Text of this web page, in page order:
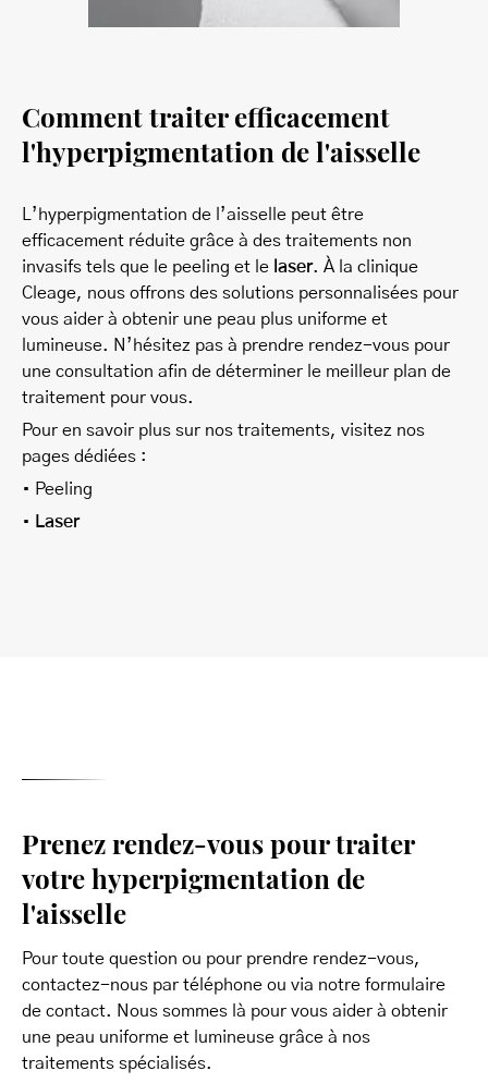
Comment traiter efficacement
l'hyperpigmentation de l'aisselle
L’hyperpigmentation de l’aisselle peut être
efficacement réduite grâce à des traitements non
invasifs tels que le peeling et le laser. À la clinique
Cleage, nous offrons des solutions personnalisées pour
vous aider à obtenir une peau plus uniforme et
lumineuse. N’hésitez pas à prendre rendez-vous pour
une consultation afin de déterminer le meilleur plan de
traitement pour vous.
Pour en savoir plus sur nos traitements, visitez nos
pages dédiées :
• Peeling
• Laser
Prenez rendez-vous pour traiter
votre hyperpigmentation de
l'aisselle
Pour toute question ou pour prendre rendez-vous,
contactez-nous par téléphone ou via notre formulaire
de contact. Nous sommes là pour vous aider à obtenir
une peau uniforme et lumineuse grâce à nos
traitements spécialisés.